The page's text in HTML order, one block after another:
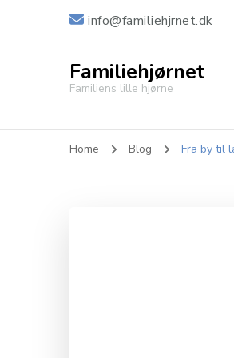
info@familiehjrnet.dk
Familiehjørnet
Familiens lille hjørne
Home Blog Fra by til